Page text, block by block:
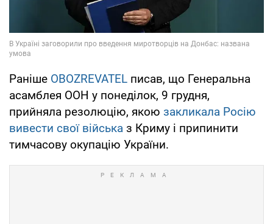
Раніше OBOZREVATEL писав, що Генеральна
асамблея ООН у понеділок, 9 грудня,
прийняла резолюцію, якою закликала Росію
вивести свої війська з Криму і припинити
тимчасову окупацію України.